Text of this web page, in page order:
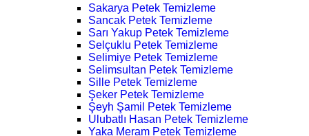
Sakarya Petek Temizleme
Sancak Petek Temizleme
Sarı Yakup Petek Temizleme
Selçuklu Petek Temizleme
Selimiye Petek Temizleme
Selimsultan Petek Temizleme
Sille Petek Temizleme
Şeker Petek Temizleme
Şeyh Şamil Petek Temizleme
Ulubatlı Hasan Petek Temizleme
Yaka Meram Petek Temizleme